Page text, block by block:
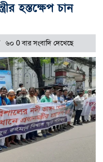
হস্তক্ষেপ চান
৬০ 0 বার সংবাদি দেখেছে